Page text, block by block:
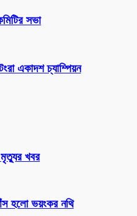
সভা
একাদশ চ্যাম্পিয়ন
মৃত্যুর খবর
হলো ভয়ংকর নথি